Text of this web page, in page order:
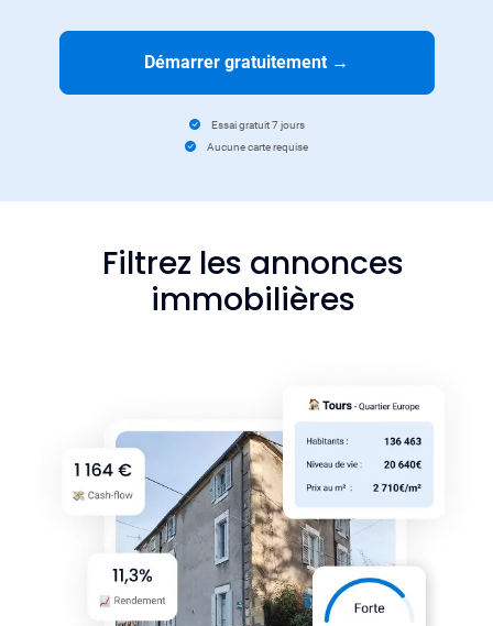
Démarrer gratuitement →
Essai gratuit 7 jours
Aucune carte requise
Filtrez les annonces
immobilières